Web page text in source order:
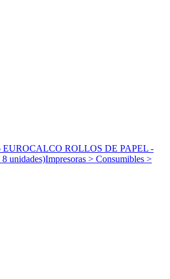
EUROCALCO ROLLOS DE PAPEL -
unidades)Impresoras > Consumibles >